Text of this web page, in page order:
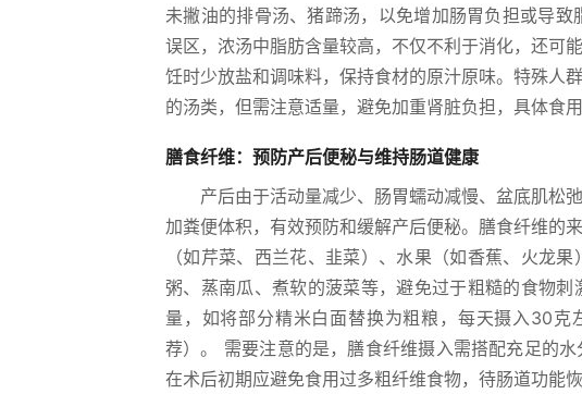
未撇油的排骨汤、猪蹄汤，以免增加肠胃负担或导
误区，浓汤中脂肪含量较高，不仅不利于消化，还可
饪时少放盐和调味料，保持食材的原汁原味。特殊人
的汤类，但需注意适量，避免加重肾脏负担，具体食用
膳食纤维：预防产后便秘与维持肠道健康
产后由于活动量减少、肠胃蠕动减慢、盆底肌松
加粪便体积，有效预防和缓解产后便秘。膳食纤维的
（如芹菜、西兰花、韭菜）、水果（如香蕉、火龙
粥、蒸南瓜、煮软的菠菜等，避免过于粗糙的食物
量，如将部分精米白面替换为粗粮，每天摄入30
荐）。 需要注意的是，膳食纤维摄入需搭配充足的
在术后初期应避免食用过多粗纤维食物，待肠道功能